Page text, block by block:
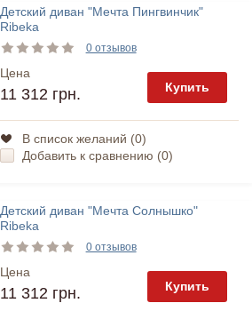
Детский диван "Мечта Пингвинчик"
Ribeka
0 отзывов
Цена
11 312 грн. Купить
В список желаний (0)
Добавить к сравнению (0)
Детский диван "Мечта Солнышко"
Ribeka
0 отзывов
Цена
11 312 грн. Купить